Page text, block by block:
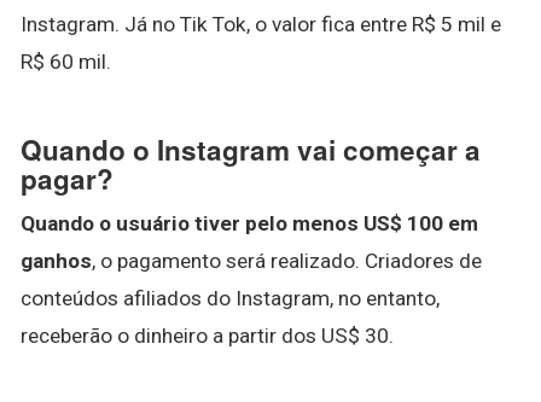
Instagram. Já no Tik Tok, o valor fica entre R$ 5 mil e
R$ 60 mil.
Quando o Instagram vai começar a
pagar?
Quando o usuário tiver pelo menos US$ 100 em
ganhos, o pagamento será realizado. Criadores de
conteúdos afiliados do Instagram, no entanto,
receberão o dinheiro a partir dos US$ 30.